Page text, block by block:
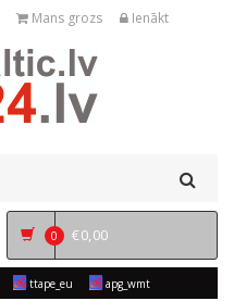
Mans grozs Ienākt
0 €0,00
ttape_eu apg_wmt